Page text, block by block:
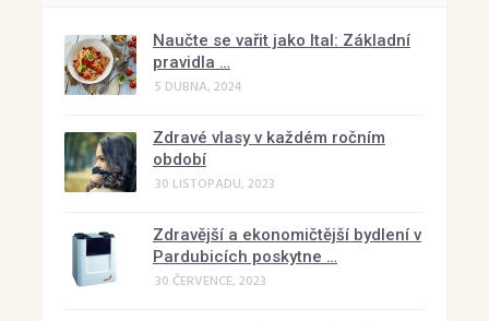
Naučte se vařit jako Ital: Základní
pravidla …
5 DUBNA, 2024
Zdravé vlasy v každém ročním
období
30 LISTOPADU, 2023
Zdravější a ekonomičtější bydlení v
Pardubicích poskytne …
30 ČERVENCE, 2023